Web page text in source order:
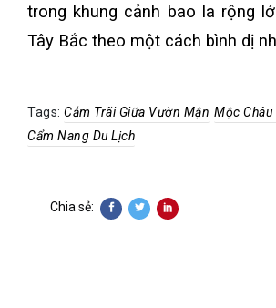
trong khung cảnh bao la rộng
Tây Bắc theo một cách bình dị
Tags: Cắm Trãi Giữa Vườn Mận Mộc
Cẩm Nang Du Lịch
Chia sẻ: